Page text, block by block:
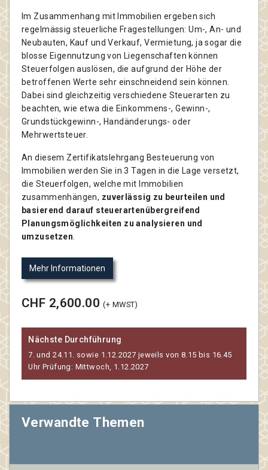
Im Zusammenhang mit Immobilien ergeben sich
regelmässig steuerliche Fragestellungen: Um-, An- und
Neubauten, Kauf und Verkauf, Vermietung, ja sogar die
blosse Eigennutzung von Liegenschaften können
Steuerfolgen auslösen, die aufgrund der Höhe der
betroffenen Werte sehr einschneidend sein können.
Dabei sind gleichzeitig verschiedene Steuerarten zu
beachten, wie etwa die Einkommens-, Gewinn-,
Grundstückgewinn-, Handänderungs- oder
Mehrwertsteuer.
An diesem Zertifikatslehrgang Besteuerung von
Immobilien werden Sie in 3 Tagen in die Lage versetzt,
die Steuerfolgen, welche mit Immobilien
zusammenhängen, zuverlässig zu beurteilen und
basierend darauf steuerartenübergreifend
Planungsmöglichkeiten zu analysieren und
umzusetzen.
Mehr Informationen
CHF 2,600.00(+ MWST)
Nächste Durchführung
7. und 24.11. sowie 1.12.2027 jeweils von 8.15 bis 16.45
Uhr Prüfung: Mittwoch, 1.12.2027
Verwandte Themen